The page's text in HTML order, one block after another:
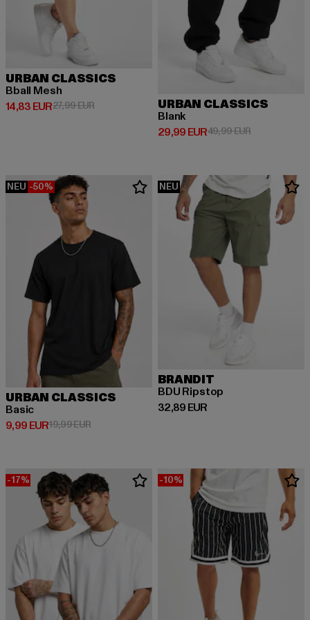
URBAN CLASSICS
Bball Mesh
14,83 EUR
Derzeitiger Preis: 14,83 EUR
27,99 EURAktionspreis: 27,99 EURURBAN CLASSICS
Blank
29,99 EUR
Derzeitiger Preis: 29,99 EUR
49,99 EURAktionspreis:
NEU -50%
URBAN CLASSICS
Basic
9,99 EUR
Derzeitiger Preis: 9,99 EUR
19,99 EURAktionspreis: 19,99 EUR
NEU
BRANDIT
BDU Ripstop
32,89 EUR
Derzeitiger Preis: 32,89 EUR
-17% -10%